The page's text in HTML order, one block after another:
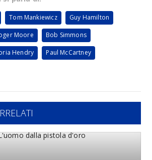
Tom Mankiewicz Guy Hamilton
Moore Bob Simmons
Hendry Paul McCartney